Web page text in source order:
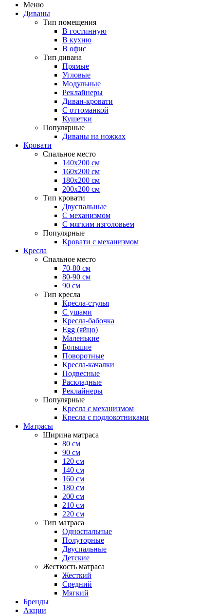
Меню
Диваны
Тип помещения
В гостинную
В кухню
В офис
Тип дивана
Прямые
Угловые
Модульные
Реклайнеры
Диван-кровати
С оттоманкой
Кушетки
Популярные
Диваны на ножках
Кровати
Спальное место
140х200 см
160х200 см
180х200 см
200х200 см
Тип кровати
Двуспальные
С механизмом
С мягким изголовьем
Популярные
Кровати с механизмом
Кресла
Спальное место
70-80 см
80-90 см
90 см
Тип кресла
Кресла-стулья
С ушами
Кресла-бабочка
Egg (яйцо)
Маленькие
Большие
Поворотные
Кресла-качалки
Подвесные
Раскладные
Реклайнеры
Популярные
Кресла с механизмом
Кресла с подлокотниками
Матрасы
Ширина матраса
80 см
90 см
120 см
140 см
160 см
180 см
200 см
210 см
220 см
Тип матраса
Односпальные
Полуторные
Двуспальные
Детские
Жесткость матраса
Жесткий
Средний
Мягкий
Бренды
Акции